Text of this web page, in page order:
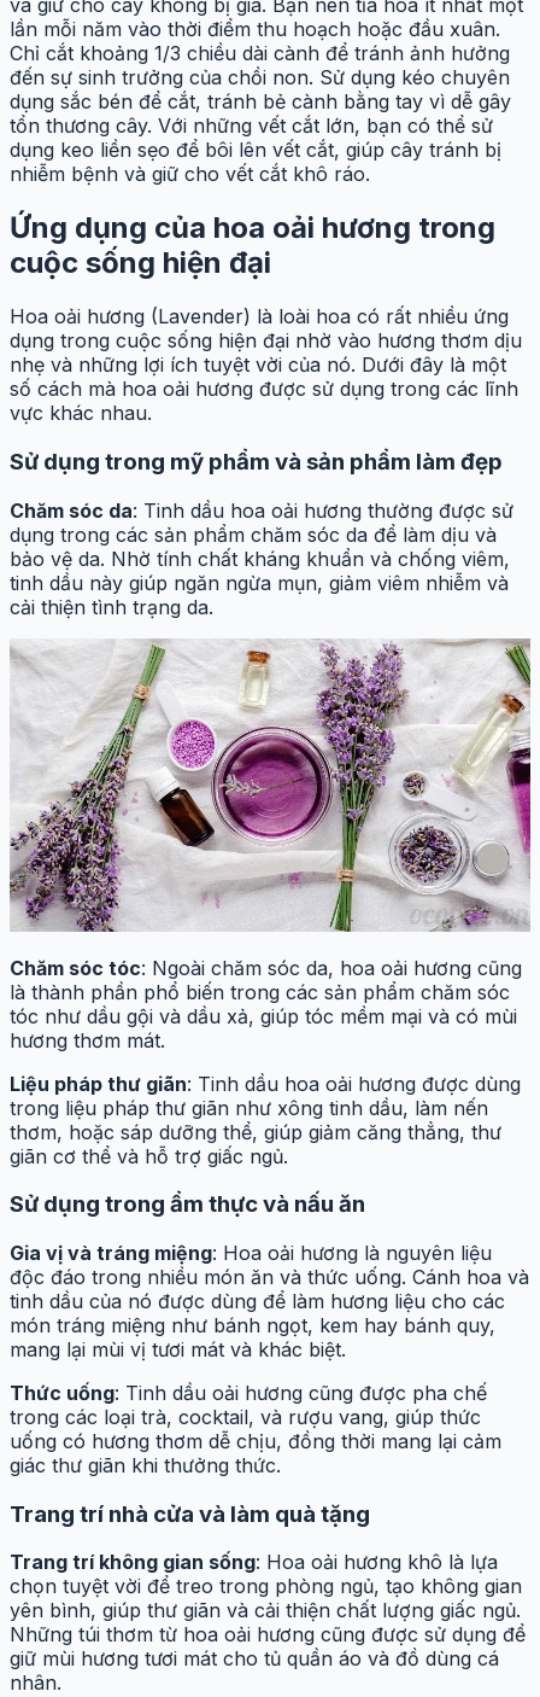
và giữ cho cây không bị già. Bạn nên tỉa hoa ít nhất một
lần mỗi năm vào thời điểm thu hoạch hoặc đầu xuân.
Chỉ cắt khoảng 1/3 chiều dài cành để tránh ảnh hưởng
đến sự sinh trưởng của chồi non. Sử dụng kéo chuyên
dụng sắc bén để cắt, tránh bẻ cành bằng tay vì dễ gây
tổn thương cây. Với những vết cắt lớn, bạn có thể sử
dụng keo liền sẹo để bôi lên vết cắt, giúp cây tránh bị
nhiễm bệnh và giữ cho vết cắt khô ráo.
Ứng dụng của hoa oải hương trong
cuộc sống hiện đại
Hoa oải hương (Lavender) là loài hoa có rất nhiều ứng
dụng trong cuộc sống hiện đại nhờ vào hương thơm dịu
nhẹ và những lợi ích tuyệt vời của nó. Dưới đây là một
số cách mà hoa oải hương được sử dụng trong các lĩnh
vực khác nhau.
Sử dụng trong mỹ phẩm và sản phẩm làm đẹp
Chăm sóc da: Tinh dầu hoa oải hương thường được sử
dụng trong các sản phẩm chăm sóc da để làm dịu và
bảo vệ da. Nhờ tính chất kháng khuẩn và chống viêm,
tinh dầu này giúp ngăn ngừa mụn, giảm viêm nhiễm và
cải thiện tình trạng da.
Chăm sóc tóc: Ngoài chăm sóc da, hoa oải hương cũng
là thành phần phổ biến trong các sản phẩm chăm sóc
tóc như dầu gội và dầu xả, giúp tóc mềm mại và có mùi
hương thơm mát.
Liệu pháp thư giãn: Tinh dầu hoa oải hương được dùng
trong liệu pháp thư giãn như xông tinh dầu, làm nến
thơm, hoặc sáp dưỡng thể, giúp giảm căng thẳng, thư
giãn cơ thể và hỗ trợ giấc ngủ.
Sử dụng trong ẩm thực và nấu ăn
Gia vị và tráng miệng: Hoa oải hương là nguyên liệu
độc đáo trong nhiều món ăn và thức uống. Cánh hoa và
tinh dầu của nó được dùng để làm hương liệu cho các
món tráng miệng như bánh ngọt, kem hay bánh quy,
mang lại mùi vị tươi mát và khác biệt.
Thức uống: Tinh dầu oải hương cũng được pha chế
trong các loại trà, cocktail, và rượu vang, giúp thức
uống có hương thơm dễ chịu, đồng thời mang lại cảm
giác thư giãn khi thưởng thức.
Trang trí nhà cửa và làm quà tặng
Trang trí không gian sống: Hoa oải hương khô là lựa
chọn tuyệt vời để treo trong phòng ngủ, tạo không gian
yên bình, giúp thư giãn và cải thiện chất lượng giấc ngủ.
Những túi thơm từ hoa oải hương cũng được sử dụng để
giữ mùi hương tươi mát cho tủ quần áo và đồ dùng cá
nhân.